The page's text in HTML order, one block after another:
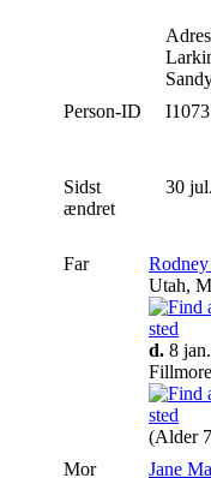
Person-ID
Sidst
ændret
30
Far
Utah,
d. 8
Fillmore
(Alder
Mor
Jane